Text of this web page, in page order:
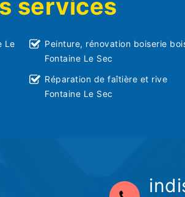
services
Le
Peinture, rénovation boiserie
Fontaine Le Sec
Réparation de faîtière et rive
Fontaine Le Sec